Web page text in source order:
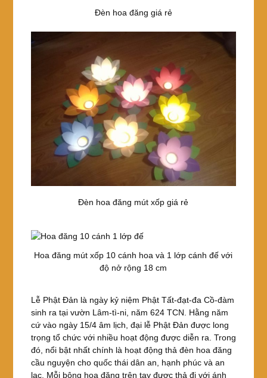
Đèn hoa đăng giá rẻ
Đèn hoa đăng mút xốp giá rẻ
Hoa đăng mút xốp 10 cánh hoa và 1 lớp cánh đế với
độ nở rộng 18 cm
Lễ Phật Đản là ngày kỷ niệm Phật Tất-đạt-đa Cồ-đàm
sinh ra tại vườn Lâm-tì-ni, năm 624 TCN. Hằng năm
cứ vào ngày 15/4 âm lịch, đại lễ Phật Đản được long
trọng tổ chức với nhiều hoạt động được diễn ra. Trong
đó, nổi bật nhất chính là hoạt động thả đèn hoa đăng
cầu nguyện cho quốc thái dân an, hạnh phúc và an
lạc. Mỗi bông hoa đăng trên tay được thả đi với ánh